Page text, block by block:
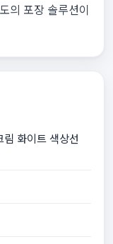
의 포장 솔루션이
화이트 색상선